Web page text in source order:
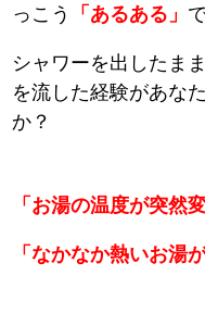
っこう
「あるある」
シャワーを出したま
を流した経験があな
か？
「お湯の温度が突然
「なかなか熱いお湯